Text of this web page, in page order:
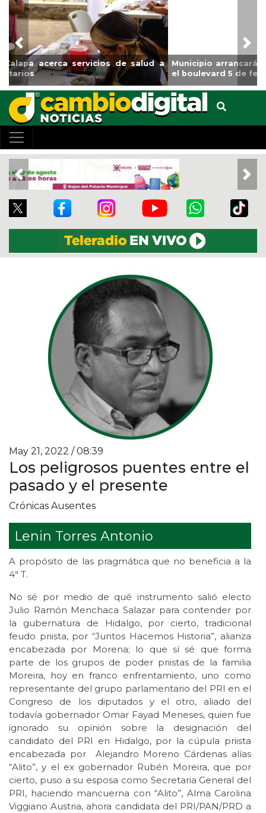
Municipio arrancará primera etapa de rehabilitación en
el boulevard 5 de febrero
Previous
Previous
May 21, 2022 / 08:39
Los peligrosos puentes entre el
pasado y el presente
Crónicas Ausentes
Lenin Torres Antonio
A propósito de las pragmática que no beneficia a la
4ª T.
No sé por medio de qué instrumento salió electo
Julio Ramón Menchaca Salazar para contender por
la gubernatura de Hidalgo, por cierto, tradicional
feudo priista, por “Juntos Hacemos Historia”, alianza
encabezada por Morena; lo que sí sé que forma
parte de los grupos de poder priistas de la familia
Moreira, hoy en franco enfrentamiento, uno como
representante del grupo parlamentario del PRI en el
Congreso de los diputados y el otro, aliado del
todavía gobernador Omar Fayad Meneses, quien fue
ignorado su opinión sobre la designación del
candidato del PRI en Hidalgo, por la cúpula priista
encabezada por Alejandro Moreno Cárdenas alías
“Alito”, y el ex gobernador Rubén Moreira, que por
cierto, puso a su esposa como Secretaria General del
PRI, haciendo mancuerna con “Alito”, Alma Carolina
Viggiano Austria, ahora candidata del PRI/PAN/PRD a